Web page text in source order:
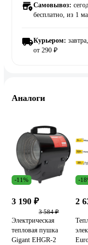
Самовывоз:
бесплатно, из 1
Курьером: завтра,
от 290 ₽
Аналоги
-11%
3 190 ₽
3 584 ₽
Электрическая
тепловая пушка
Gigant EHGR-2
-
2